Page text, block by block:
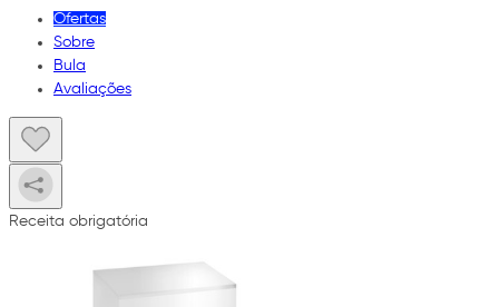
Ofertas
Sobre
Bula
Avaliações
Receita obrigatória